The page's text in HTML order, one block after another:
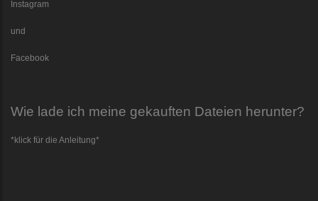
Instagram
und
Facebook
Wie lade ich meine gekauften Dateien herunter?
*klick für die Anleitung*